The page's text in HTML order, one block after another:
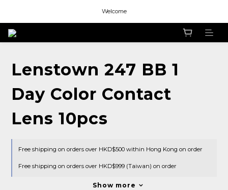
Welcome
Welcome
Lenstown 247 BB 1
Day Color Contact
Lens 10pcs
Free shipping on orders over HKD$500 within Hong Kong on order
Free shipping on orders over HKD$999 (Taiwan) on order
Show more